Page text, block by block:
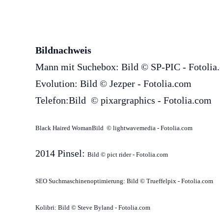
Bildnachweis
Mann mit Suchebox: Bild © SP-PIC -
Evolution: Bild © Jezper - Fotolia.com
Telefon:Bild © pixargraphics - Fotolia.com
Black Haired WomanBild © lightwavemedia - Fotolia.com
2014 Pinsel: Bild © pict rider - Fotolia.com
SEO Suchmaschinenoptimierung: Bild © Trueffelpix - Fotolia.com
Kolibri: Bild © Steve Byland - Fotolia.com